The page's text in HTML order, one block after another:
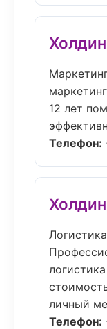
12 лет
Телефон:
личный
Телефон: